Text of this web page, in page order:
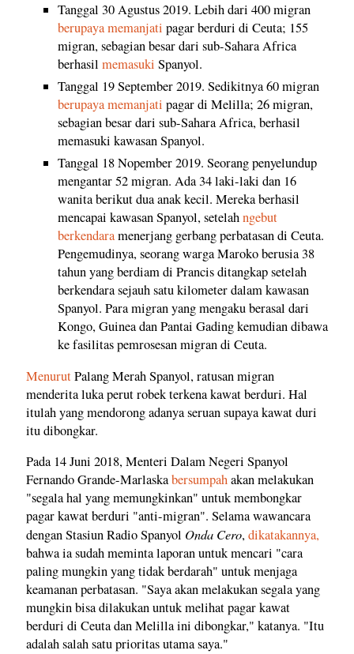
Tanggal 30 Agustus 2019. Lebih dari 400 migran
berupaya memanjati pagar berduri di Ceuta; 155
migran, sebagian besar dari sub-Sahara Africa
berhasil memasuki Spanyol.
Tanggal 19 September 2019. Sedikitnya 60 migran
berupaya memanjati pagar di Melilla; 26 migran,
sebagian besar dari sub-Sahara Africa, berhasil
memasuki kawasan Spanyol.
Tanggal 18 Nopember 2019. Seorang penyelundup
mengantar 52 migran. Ada 34 laki-laki dan 16
wanita berikut dua anak kecil. Mereka berhasil
mencapai kawasan Spanyol, setelahngebut
berkendaramenerjang gerbang perbatasan di Ceuta.
Pengemudinya, seorang warga Maroko berusia 38
tahun yang berdiam di Prancis ditangkap setelah
berkendara sejauh satu kilometer dalam kawasan
Spanyol. Para migran yang mengaku berasal dari
Kongo, Guinea dan Pantai Gading kemudian dibawa
ke fasilitas pemrosesan migran di Ceuta.
MenurutPalang Merah Spanyol, ratusan migran
menderita luka perut robek terkena kawat berduri. Hal
itulah yang mendorong adanya seruan supaya kawat duri
itu dibongkar.
Pada 14 Juni 2018, Menteri Dalam Negeri Spanyol
Fernando Grande-Marlaskabersumpahakan melakukan
"segala hal yang memungkinkan" untuk membongkar
pagar kawat berduri "anti-migran". Selama wawancara
dengan Stasiun Radio Spanyol Onda Cero,dikatakannya,
bahwa ia sudah meminta laporan untuk mencari "cara
paling mungkin yang tidak berdarah" untuk menjaga
keamanan perbatasan. "Saya akan melakukan segala yang
mungkin bisa dilakukan untuk melihat pagar kawat
berduri di Ceuta dan Melilla ini dibongkar," katanya. "Itu
adalah salah satu prioritas utama saya."